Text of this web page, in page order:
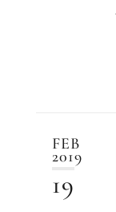
FEB
2019
19